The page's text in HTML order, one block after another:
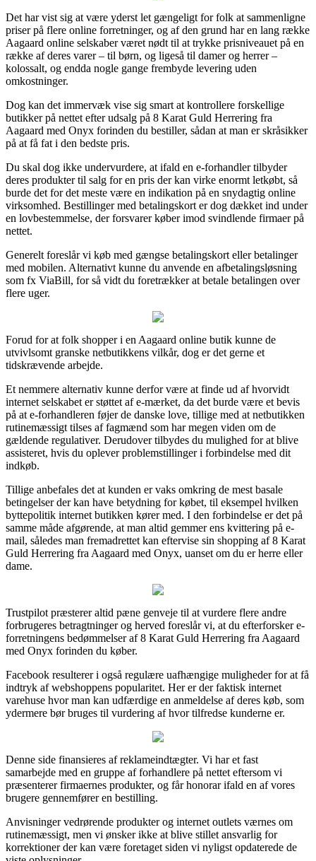
Det har vist sig at være yderst let gængeligt for folk at sammenligne
priser på flere online forretninger, og af den grund har en lang række
Aagaard online selskaber været nødt til at trykke prisniveauet på en
række af deres varer – til børn, og ligeså til damer og herrer –
kolossalt, og endda nogle gange frembyde levering uden
omkostninger.
Dog kan det immervæk vise sig smart at kontrollere forskellige
butikker på nettet efter udsalg på 8 Karat Guld Herrering fra
Aagaard med Onyx forinden du bestiller, sådan at man er skråsikker
på at få fat i den bedste pris.
Du skal dog ikke undervurdere, at ifald en e-forhandler tilbyder
deres produkter til salg for en pris der kan virke enormt letkøbt, så
burde det for det meste være en indikation på en snydagtig online
virksomhed. Bestillinger med betalingskort er dog dækket ind under
en lovbestemmelse, der forsvarer køber imod svindlende firmaer på
nettet.
Generelt foreslår vi køb med gængse betalingskort eller betalinger
med mobilen. Alternativt kunne du anvende en afbetalingsløsning
som fx ViaBill, for så vidt du foretrækker at betale betalingen over
flere uger.
Forud for at folk shopper i en Aagaard online butik kunne de
utvivlsomt granske netbutikkens vilkår, dog er det gerne et
tidskrævende arbejde.
Et nemmere alternativ kunne derfor være at finde ud af hvorvidt
internet selskabet er støttet af e-mærket, da det burde være et bevis
på at e-forhandleren føjer de danske love, tillige med at netbutikken
rutinemæssigt tilses af fagmænd som har megen viden om de
gældende regulativer. Derudover tilbydes du mulighed for at blive
assisteret, hvis du oplever problemstillinger i forbindelse med dit
indkøb.
Tillige anbefales det at kunden er vaks omkring de mest basale
betingelser der kan have betydning for købet, til eksempel hvilken
byttepolitik internet butikken kører med. I den forbindelse er det på
samme måde afgørende, at man altid gemmer ens kvittering på e-
mail, således man fremadrettet kan eftervise sin shopping af 8 Karat
Guld Herrering fra Aagaard med Onyx, uanset om du er herre eller
dame.
Trustpilot præsterer altid pæne genveje til at vurdere flere andre
forbrugeres betragtninger og herved foreslår vi, at du efterforsker e-
forretningens bedømmelser af 8 Karat Guld Herrering fra Aagaard
med Onyx forinden du køber.
Facebook resulterer i også regulære uafhængige muligheder for at få
indtryk af webshoppens popularitet. Her er der faktisk internet
varehuse hvor man kan udfærdige en anmeldelse af deres køb, som
ydermere bør bruges til vurdering af hvor tilfredse kunderne er.
Denne side finansieres af reklameindtægter. Vi har et fast
samarbejde med en gruppe af forhandlere på nettet eftersom vi
præsenterer firmaernes produkter, og får honorar ifald en af vores
brugere gennemfører en bestilling.
Anvisninger vedrørende produkter og internet outlets værnes om
rutinemæssigt, men vi ønsker ikke at blive stillet ansvarlig for
korrektioner der kan være foretaget siden vi nyligst opdaterede de